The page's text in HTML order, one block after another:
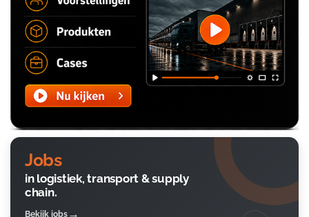
Jobs
in logistiek, transport & supply
chain.
Bekijk jobs